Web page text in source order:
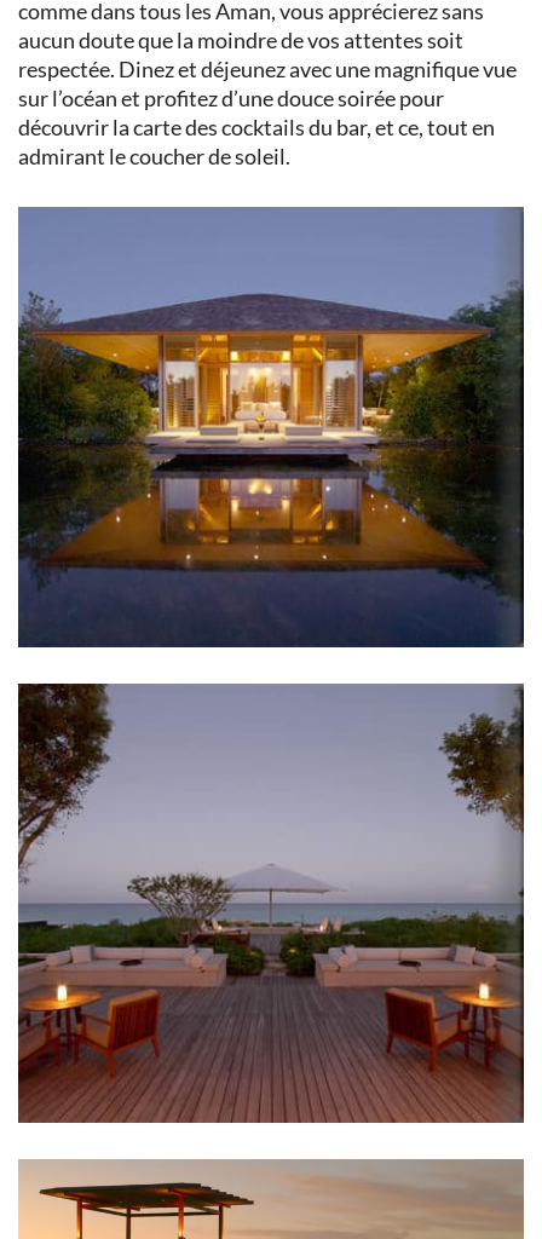
comme dans tous les Aman, vous apprécierez sans
aucun doute que la moindre de vos attentes soit
respectée. Dinez et déjeunez avec une magnifique vue
sur l’océan et profitez d’une douce soirée pour
découvrir la carte des cocktails du bar, et ce, tout en
admirant le coucher de soleil.